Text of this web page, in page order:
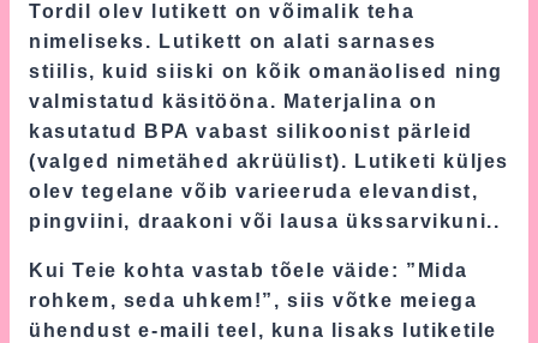
Tordil olev lutikett on võimalik teha
nimeliseks. Lutikett on alati sarnases
stiilis, kuid siiski on kõik omanäolised ning
valmistatud käsitööna. Materjalina on
kasutatud BPA vabast silikoonist pärleid
(valged nimetähed akrüülist). Lutiketi küljes
olev tegelane võib varieeruda elevandist,
pingviini, draakoni või lausa ükssarvikuni..
Kui Teie kohta vastab tõele väide: ”Mida
rohkem, seda uhkem!”, siis võtke meiega
ühendust e-maili teel, kuna lisaks lutiketile